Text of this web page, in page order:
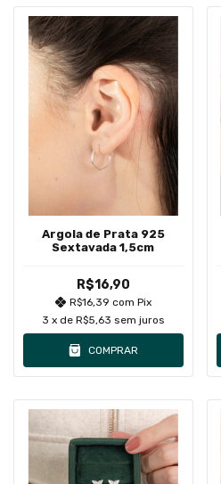
Argola de Prata 925
Sextavada 1,5cm
R$16,90
R$16,39 com Pix
3 x de R$5,63 sem juros
COMPRAR